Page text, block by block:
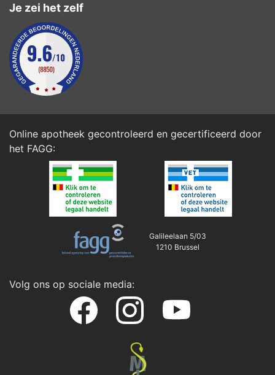
Je zei het zelf
Online apotheek gecontroleerd en gecertificeerd door
het FAGG:
Galileelaan 5/03
1210 Brussel
Volg ons op sociale media: